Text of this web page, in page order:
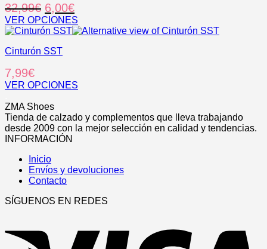
página
de
producto
opciones
se
pueden
en
página
de
32,99€ El
precio
original
era:
6,00€El
precio
actual
VER OPCIONES
Este
tiene
variantes.
Las
se
pueden
elegir
en
página
producto
Cinturón SST
7,99€
VER OPCIONES
producto
tiene
múltiples
variantes.
opciones
pueden
en
de
producto
ZMA Shoes
Tienda de calzado y complementos que lleva trabajando
desde 2009 con la mejor selección en calidad y tendencias.
INFORMACIÓN
Inicio
Envíos y devoluciones
Contacto
SÍGUENOS EN REDES